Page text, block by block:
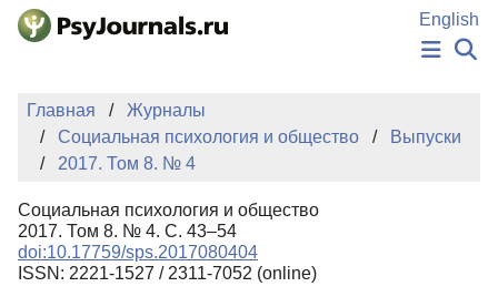
Перейти к основному содержанию
English
НОВОСТИ
ИЗДАНИЯ
БАЗА ЗНАНИЙ
КЛЮЧЕВЫЕ СЛОВА
Регистрация
Главная
Журналы
Социальная психология и общество
Выпуски
2017. Том 8. № 4
Социальная психология и общество
2017. Том 8. № 4. С. 43–54
doi:10.17759/sps.2017080404
ISSN: 2221-1527 / 2311-7052 (online)